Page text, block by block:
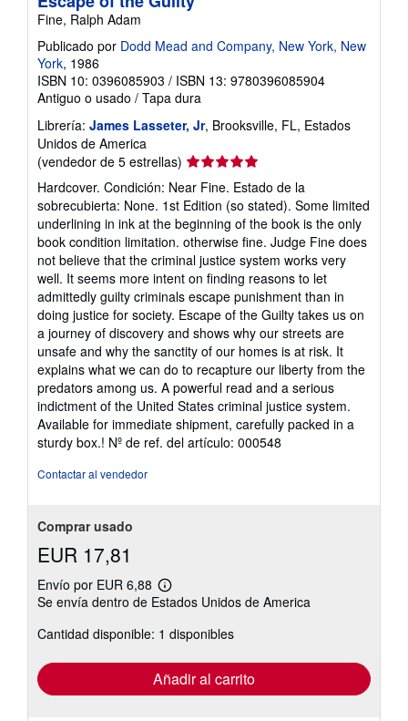
Fine, Ralph Adam
Publicado por Dodd Mead and Company, New York, New
York, 1986
ISBN 10: 0396085903 / ISBN 13: 9780396085904
Antiguo o usado / Tapa dura
Librería: James Lasseter, Jr, Brooksville, FL, Estados
Unidos de America
(vendedor de 5 estrellas) Calificación
del
vendedor:
5
de
5
estrellas
Hardcover. Condición: Near Fine. Estado de la
sobrecubierta: None. 1st Edition (so stated). Some limited
underlining in ink at the beginning of the book is the only
book condition limitation. otherwise fine. Judge Fine does
not believe that the criminal justice system works very
well. It seems more intent on finding reasons to let
admittedly guilty criminals escape punishment than in
doing justice for society. Escape of the Guilty takes us on
a journey of discovery and shows why our streets are
unsafe and why the sanctity of our homes is at risk. It
explains what we can do to recapture our liberty from the
predators among us. A powerful read and a serious
indictment of the United States criminal justice system.
Available for immediate shipment, carefully packed in a
sturdy box.! Nº de ref. del artículo: 000548
Contactar al vendedor
Comprar usado
EUR 17,81
Envío por EUR 6,88
Más
información
las
tarifas
envío
Se envía dentro de Estados Unidos de America
Cantidad disponible: 1 disponibles
Añadir al carrito